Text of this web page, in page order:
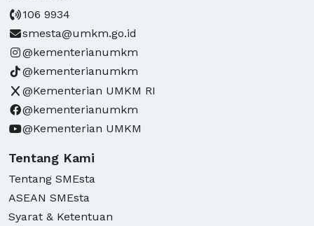
106 9934
smesta@umkm.go.id
@kementerianumkm
@kementerianumkm
@Kementerian UMKM RI
@kementerianumkm
@Kementerian UMKM
Tentang Kami
Tentang SMEsta
ASEAN SMEsta
Syarat & Ketentuan